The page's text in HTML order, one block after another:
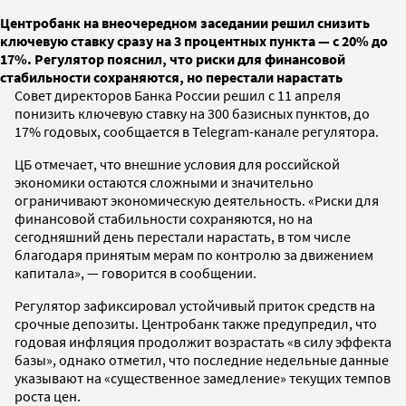
Центробанк на внеочередном заседании решил снизить
ключевую ставку сразу на 3 процентных пункта — с 20% до
17%. Регулятор пояснил, что риски для финансовой
стабильности сохраняются, но перестали нарастать
Совет директоров Банка России решил с 11 апреля
понизить ключевую ставку на 300 базисных пунктов, до
17% годовых, сообщается в Telegram-канале регулятора.
ЦБ отмечает, что внешние условия для российской
экономики остаются сложными и значительно
ограничивают экономическую деятельность. «Риски для
финансовой стабильности сохраняются, но на
сегодняшний день перестали нарастать, в том числе
благодаря принятым мерам по контролю за движением
капитала», — говорится в сообщении.
Регулятор зафиксировал устойчивый приток средств на
срочные депозиты. Центробанк также предупредил, что
годовая инфляция продолжит возрастать «в силу эффекта
базы», однако отметил, что последние недельные данные
указывают на «существенное замедление» текущих темпов
роста цен.